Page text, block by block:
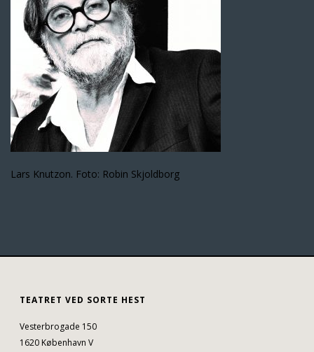
Lars Knutzon. Foto: Robin Skjoldborg
TEATRET VED SORTE HEST
Vesterbrogade 150
1620 København V